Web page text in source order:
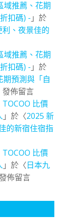
域推薦、花期
扣碼) - 」於
、夜景佳的
域推薦、花期
扣碼) - 」於
期預測與「自
發佈留言
比價
」於〈2025 新
的新宿住宿指
比價
」於〈日本九
佈留言